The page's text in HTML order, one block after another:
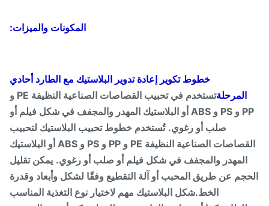
المكونات والميزات:
خطوط تكوير إعادة تدوير البلاستيك مع الطارد أحادي
المرحلة
تستخدم في تحبيب القصاصات الصناعية النظيفة PE و
PP و PS و ABS أو البلاستيك المهدر والمجفف في شكل فيلم أو
صلب أو رغوي. تُستخدم خطوط تحبيب البلاستيك لتحبيب
القصاصات الصناعية النظيفة PE و PP و PS و ABS أو البلاستيك
المهدر والمجفف في شكل فيلم أو صلب أو رغوي. يمكن تقليل
عن طريق المحبب أو آلة التقطيع وفقًا لشكل وأبعاد وقدرة
الخط.شكل البلاستيك مهم لاختيار نوع التغذية المناسب